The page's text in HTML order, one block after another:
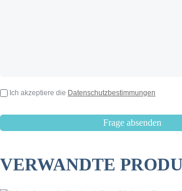
Ich akzeptiere die Datenschutzbestimmungen
VERWANDTE